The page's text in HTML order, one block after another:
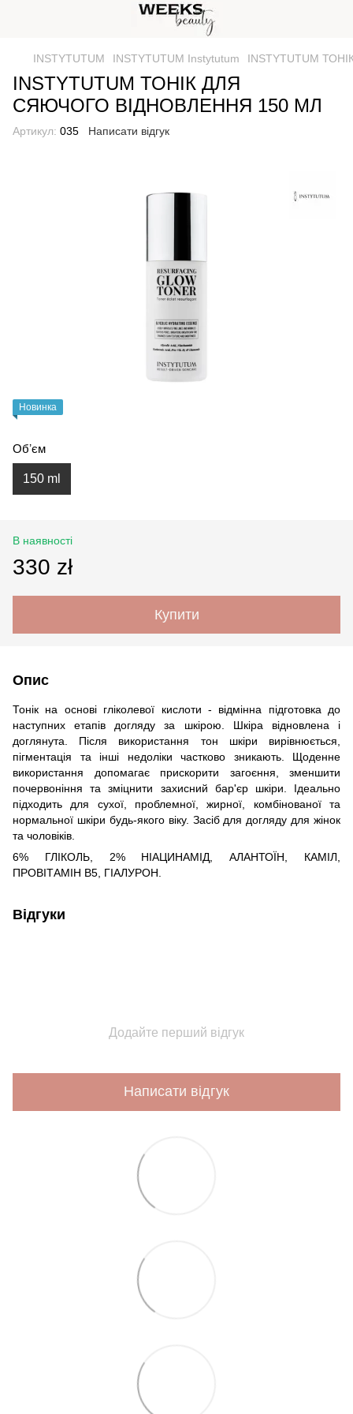
INSTYTUTUM INSTYTUTUM Instytutum INSTYTUTUM
INSTYTUTUM ТОНІК ДЛЯ
СЯЮЧОГО ВІДНОВЛЕННЯ 150 МЛ
Артикул: 035 Написати відгук
Новинка
Обʼєм
150 ml
В наявності
330 zł
Купити
Опис
Тонік на основі гліколевої кислоти - відмінна підготовка до
наступних етапів догляду за шкірою. Шкіра відновлена і
доглянута. Після використання тон шкіри вирівнюється,
пігментація та інші недоліки частково зникають. Щоденне
використання допомагає прискорити загоєння, зменшити
почервоніння та зміцнити захисний бар'єр шкіри. Ідеально
підходить для сухої, проблемної, жирної, комбінованої та
нормальної шкіри будь-якого віку. Засіб для догляду для жінок
та чоловіків.
6% ГЛІКОЛЬ, 2% НІАЦИНАМІД, АЛАНТОЇН, КАМІЛ,
ПРОВІТАМІН B5, ГІАЛУРОН.
Відгуки
Додайте перший відгук
Написати відгук